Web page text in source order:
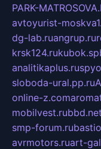
PARK-
avtoyurist-
dg-lab.ruangrup.ru
krsk124.ru
analitikaplus.ru
sloboda-ural.pp.ru
online-z.com
mobilvest.ru
smp-forum.ru
avrmotors.ruart-